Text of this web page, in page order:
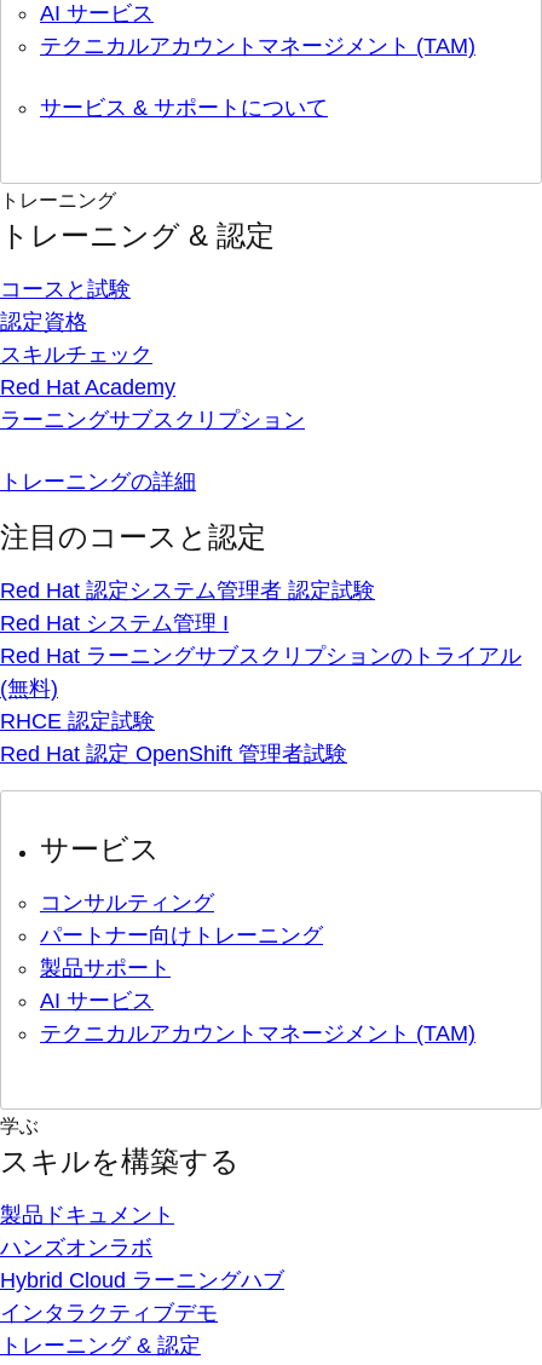
AI サービス
テクニカルアカウントマネージメント (TAM)
サービス & サポートについて
トレーニング
トレーニング & 認定
コースと試験
認定資格
スキルチェック
Red Hat Academy
ラーニングサブスクリプション
トレーニングの詳細
注目のコースと認定
Red Hat 認定システム管理者 認定試験
Red Hat システム管理 I
Red Hat ラーニングサブスクリプションのトライアル
(無料)
RHCE 認定試験
Red Hat 認定 OpenShift 管理者試験
サービス
コンサルティング
パートナー向けトレーニング
製品サポート
AI サービス
テクニカルアカウントマネージメント (TAM)
学ぶ
スキルを構築する
製品ドキュメント
ハンズオンラボ
Hybrid Cloud ラーニングハブ
インタラクティブデモ
トレーニング & 認定